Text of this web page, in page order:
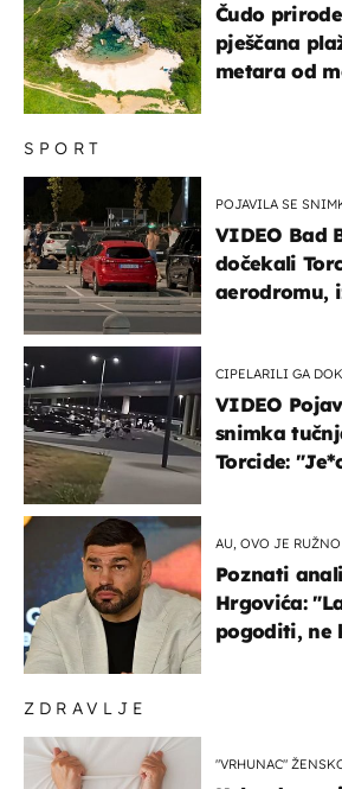
ZDRAVLJE
"VRHUNAC"
SPORT
POJAVILA SE
VIDEO Bad
dočekali
aerodromu,
CIPELARILI GA
VIDEO
snimka
Torcide:
AU, OVO JE RUŽNO
Poznati
Hrgovića:
pogoditi, ne
Čudo
pješčana
metara od